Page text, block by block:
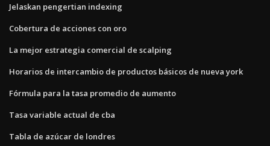
Jelaskan pengertian indexing
Cobertura de acciones con oro
La mejor estrategia comercial de scalping
Horarios de intercambio de productos básicos de nueva york
Fórmula para la tasa promedio de aumento
Tasa variable actual de cba
Tabla de azúcar de londres